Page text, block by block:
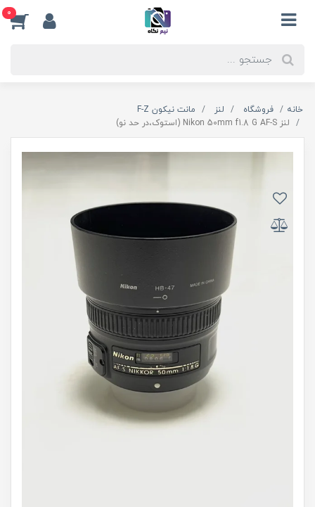
0
خانه فروشگاه لنز
مانت نیکون F-Z
لنز Nikon 50mm f1.8 G AF-S (استوک،در حد نو)